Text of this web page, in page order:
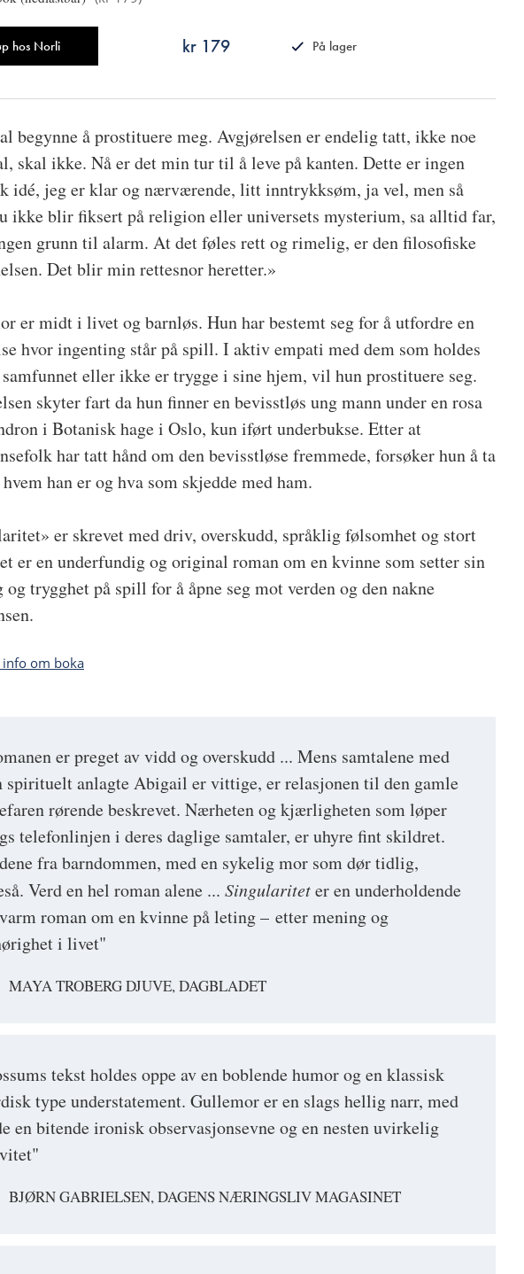
hos Norli kr 179
På lager
er preget av vidd og overskudd ... Mens samtalene med
spirituelt anlagte Abigail er vittige, er relasjonen til den gamle
rørende beskrevet. Nærheten og kjærligheten som løper
telefonlinjen i deres daglige samtaler, er uhyre fint skildret.
fra barndommen, med en sykelig mor som dør tidlig,
Verd en hel roman alene ... Singulariteter en underholdende
roman om en kvinne på leting – etter mening og
i livet"
MAYA TROBERG DJUVE, DAGBLADET
tekst holdes oppe av en boblende humor og en klassisk
type understatement. Gullemor er en slags hellig narr, med
en bitende ironisk observasjonsevne og en nesten uvirkelig
BJØRN GABRIELSEN, DAGENS NÆRINGSLIV MAGASINET
begynne å prostituere meg. Avgjørelsen er endelig tatt, ikke noe
skal ikke. Nå er det min tur til å leve på kanten. Dette er ingen
idé, jeg er klar og nærværende, litt inntrykksøm, ja vel, men så
ikke blir fiksert på religion eller universets mysterium, sa alltid far,
grunn til alarm. At det føles rett og rimelig, er den filosofiske
Det blir min rettesnor heretter.»
er midt i livet og barnløs. Hun har bestemt seg for å utfordre en
hvor ingenting står på spill. I aktiv empati med dem som holdes
eller ikke er trygge i sine hjem, vil hun prostituere seg.
skyter fart da hun finner en bevisstløs ung mann under en rosa
i Botanisk hage i Oslo, kun iført underbukse. Etter at
har tatt hånd om den bevisstløse fremmede, forsøker hun å ta
han er og hva som skjedde med ham.
er skrevet med driv, overskudd, språklig følsomhet og stort
er en underfundig og original roman om en kvinne som setter sin
og trygghet på spill for å åpne seg mot verden og den nakne
info om boka